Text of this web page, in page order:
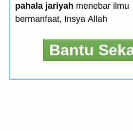
pahala jariyah menebar ilmu
bermanfaat, Insya Allah
Bantu